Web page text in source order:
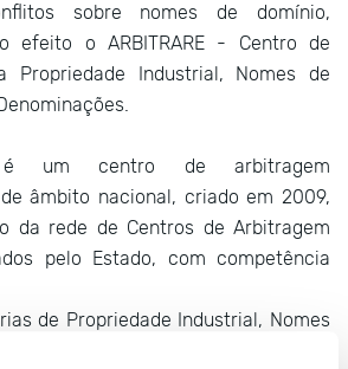
sobre nomes de domínio,
efeito o ARBITRARE - Centro de
Propriedade Industrial, Nomes de
um centro de arbitragem
âmbito nacional, criado em 2009,
da rede de Centros de Arbitragem
pelo Estado, com competência
de Propriedade Industrial, Nomes
Firmas e Denominações, sujeitos a